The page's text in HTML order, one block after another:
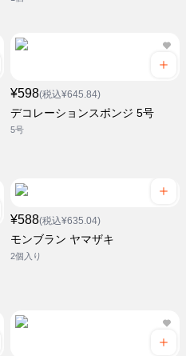
¥598(税込¥645.84)
デコレーションスポンジ 5号
5号
¥588(税込¥635.04)
モンブラン ヤマザキ
2個入り